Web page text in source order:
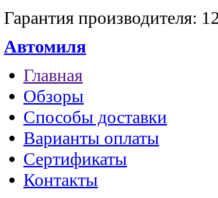
Гарантия производителя:
Автомиля
Главная
Обзоры
Способы доставки
Варианты оплаты
Сертификаты
Контакты